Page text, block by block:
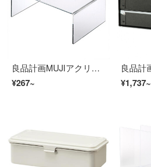
良品計画MUJIアクリル分離棚デスクトップ収納260*175*100 MM
¥267~
¥1,737~